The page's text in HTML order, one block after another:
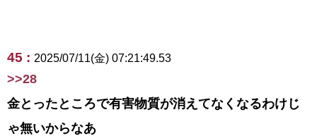
45 : 2025/07/11(金) 07:21:49.53
>>28
金とったところで有害物質が消えてなくなるわけじ
ゃ無いからなあ